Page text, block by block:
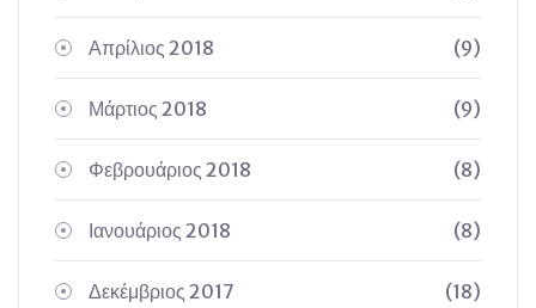
Απρίλιος 2018 (9)
Μάρτιος 2018 (9)
Φεβρουάριος 2018 (8)
Ιανουάριος 2018 (8)
Δεκέμβριος 2017 (18)